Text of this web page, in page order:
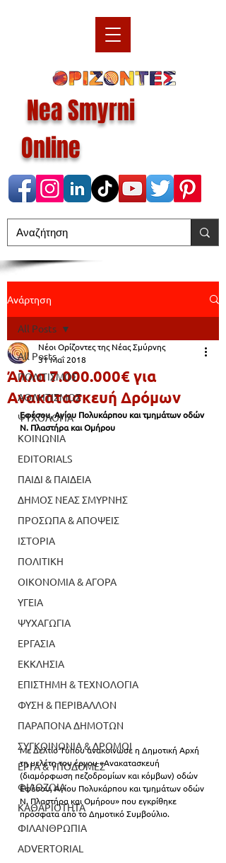
Nea Smyrni
Online
Ανάρτηση
All Posts
ΠΟΛΙΤΙΣΜΟΣ
ΑΘΛΗΤΙΣΜΟΣ
ΨΥΧΟΛΟΓΙΑ
ΚΟΙΝΩΝΙΑ
EDITORIALS
ΠΑΙΔΙ & ΠΑΙΔΕΙΑ
ΔΗΜΟΣ ΝΕΑΣ ΣΜΥΡΝΗΣ
ΠΡΟΣΩΠΑ & ΑΠΟΨΕΙΣ
ΙΣΤΟΡΙΑ
ΠΟΛΙΤΙΚΗ
ΟΙΚΟΝΟΜΙΑ & ΑΓΟΡΑ
ΥΓΕΙΑ
ΨΥΧΑΓΩΓΙΑ
ΕΡΓΑΣΙΑ
ΕΚΚΛΗΣΙΑ
ΕΠΙΣΤΗΜΗ & ΤΕΧΝΟΛΟΓΙΑ
ΦΥΣΗ & ΠΕΡΙΒΑΛΛΟΝ
ΠΑΡΑΠΟΝΑ ΔΗΜΟΤΩΝ
ΣΥΓΚΟΙΝΩΝΙΑ & ΔΡΟΜΟΙ
ΕΡΓΑ & ΥΠΟΔΟΜΕΣ
ΦΙΛΟΖΩΙΑ
ΚΑΘΑΡΙΟΤΗΤΑ
ΦΙΛΑΝΘΡΩΠΙΑ
ADVERTORIAL
All Posts
Άλλα 7.000.000€ για
Ανακατασκευή Δρόμων
Νέοι Ορίζοντες της Νέας Σμύρνης
31 Μαΐ 2018
Εφέσου, Αγίου Πολυκάρπου και τμημάτων οδών
Ν. Πλαστήρα και Ομήρου
Με Δελτίο Τύπου ανακοίνωσε η Δημοτική Αρχή
τη μελέτη του έργου «Ανακατασκευή
(διαμόρφωση πεζοδρομίων και κόμβων) οδών
Εφέσου, Αγίου Πολυκάρπου και τμημάτων οδών
Ν. Πλαστήρα και Ομήρου» που εγκρίθηκε
πρόσφατα από το Δημοτικό Συμβούλιο.